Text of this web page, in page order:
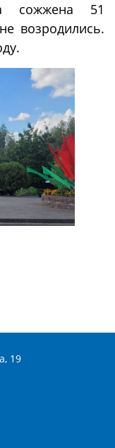
сожжена 51
возродились.
19